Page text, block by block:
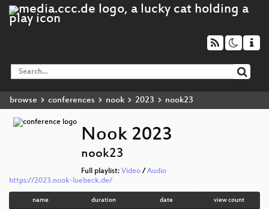
browse conferences nook 2023 nook23
Nook 2023
nook23
Full playlist: Video / Audio
https://2023.nook-luebeck.de/
name duration date view count